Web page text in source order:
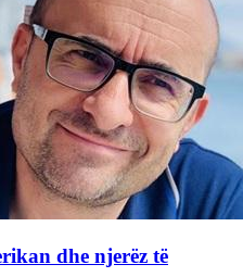
dhe njerëz të